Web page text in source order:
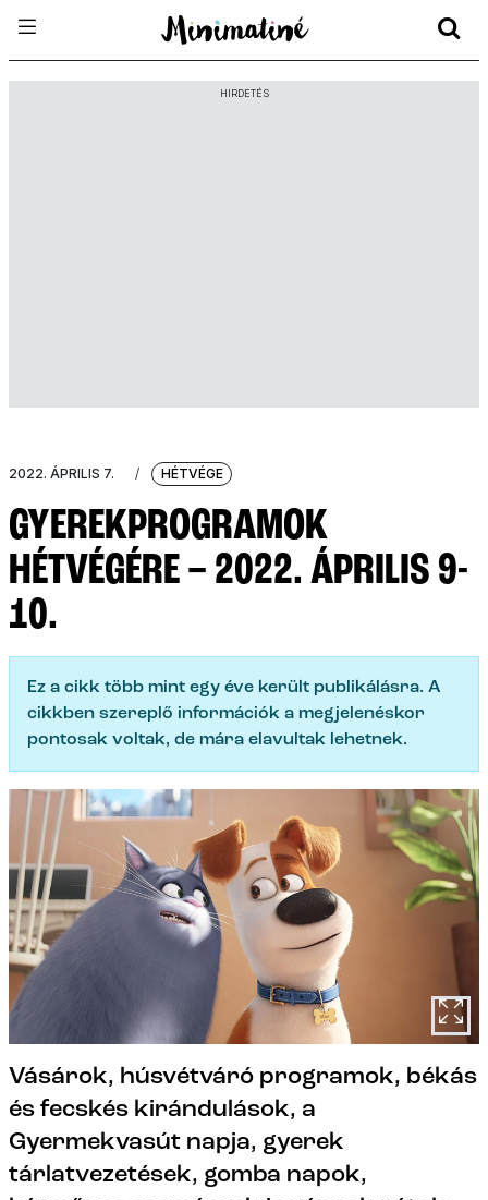
HIRDETÉS
2022. ÁPRILIS 7. / HÉTVÉGE
GYEREKPROGRAMOK
HÉTVÉGÉRE – 2022. ÁPRILIS 9-
10.
Ez a cikk több mint egy éve került publikálásra. A
cikkben szereplő információk a megjelenéskor
pontosak voltak, de mára elavultak lehetnek.
Vásárok, húsvétváró programok, békás
és fecskés kirándulások, a
Gyermekvasút napja, gyerek
tárlatvezetések, gomba napok,